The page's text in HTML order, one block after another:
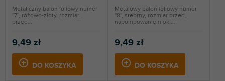
9,49 zł
DO KOSZYKA
Metaliczny balon foliowy numer
''7'', różowo-złoty, rozmiar
przed...
9,49 zł
DO KOSZYKA
Metalowy balon foliowy numer
''8'', srebrny, rozmiar przed
napompowaniem ok....